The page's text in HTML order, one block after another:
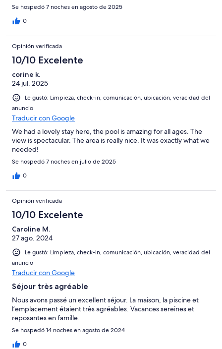
Se hospedó 7 noches en agosto de 2025
0
Opinión verificada
10/10 Excelente
corine k.
24 jul. 2025
Le gustó: Limpieza, check-in, comunicación, ubicación, veracidad del
anuncio
Traducir con Google
We had a lovely stay here, the pool is amazing for all ages. The
view is spectacular. The area is really nice. It was exactly what we
needed!
Se hospedó 7 noches en julio de 2025
0
Opinión verificada
10/10 Excelente
Caroline M.
27 ago. 2024
Le gustó: Limpieza, check-in, comunicación, ubicación, veracidad del
anuncio
Traducir con Google
Séjour très agréable
Nous avons passé un excellent séjour. La maison, la piscine et
l’emplacement étaient très agréables. Vacances sereines et
reposantes en famille.
Se hospedó 14 noches en agosto de 2024
0